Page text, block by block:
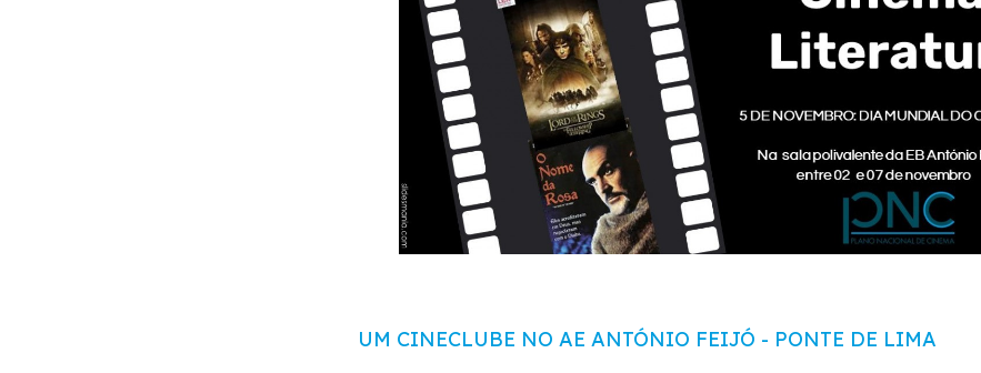
UM CINECLUBE NO AE ANTÓNIO FEIJÓ - PONTE DE LIMA